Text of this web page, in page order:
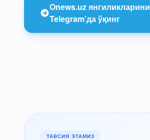
Onews.uz янгиликларини
Telegram’да ўқинг
ТАВСИЯ ЭТАМИЗ